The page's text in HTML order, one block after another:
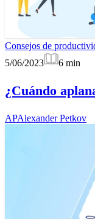
Consejos de
5/06/2023
6 min
¿Cuándo
APAlexander Petkov